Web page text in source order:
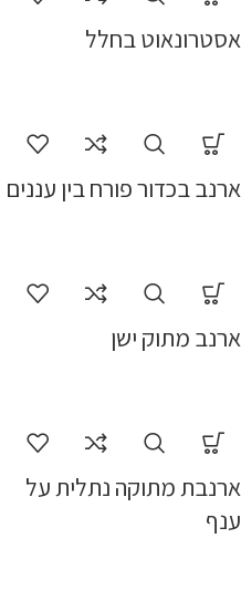
אסטרונאוט בחלל
ארנב בכדור פורח בין עננים
ארנב מתוק ישן
ארנבת מתוקה נתלית על
ענף